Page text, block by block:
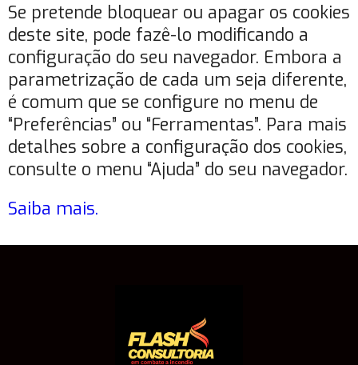
Se pretende bloquear ou apagar os cookies
deste site, pode fazê-lo modificando a
configuração do seu navegador. Embora a
parametrização de cada um seja diferente,
é comum que se configure no menu de
“Preferências” ou “Ferramentas”. Para mais
detalhes sobre a configuração dos cookies,
consulte o menu “Ajuda” do seu navegador.
Saiba mais.